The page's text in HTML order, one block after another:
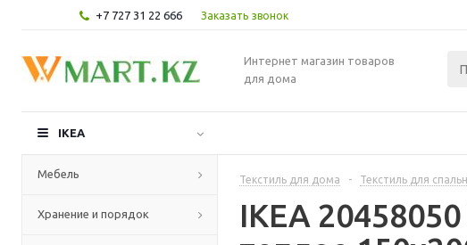
+7 727 31 22 666 Заказать звонок
Интернет магазин товаров
для дома
IKEA
Мебель
Хранение и порядок
Текстиль для дома - Текстиль для
IKEA